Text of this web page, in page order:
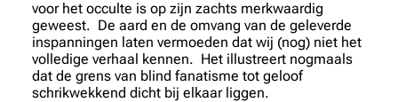
voor het occulte is op zijn zachts merkwaardig
geweest. De aard en de omvang van de geleverde
inspanningen laten vermoeden dat wij (nog) niet het
volledige verhaal kennen. Het illustreert nogmaals
dat de grens van blind fanatisme tot geloof
schrikwekkend dicht bij elkaar liggen.